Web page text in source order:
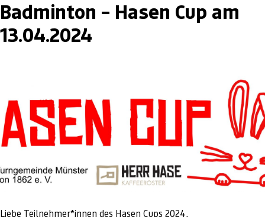
Badminton – Hasen Cup am
13.04.2024
Liebe Teilnehmer*innen des Hasen Cups 2024,